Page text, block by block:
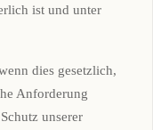
ist und unter
dies gesetzlich,
Anforderung
unserer